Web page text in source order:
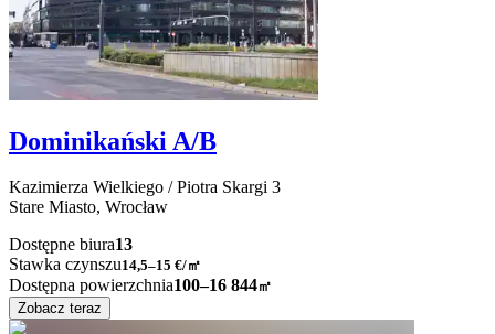
Dominikański A/B
Kazimierza Wielkiego / Piotra Skargi 3
Stare Miasto, Wrocław
Dostępne biura13
Stawka czynszu14,5–15 €/㎡
Dostępna powierzchnia100–16 844㎡
Zobacz teraz